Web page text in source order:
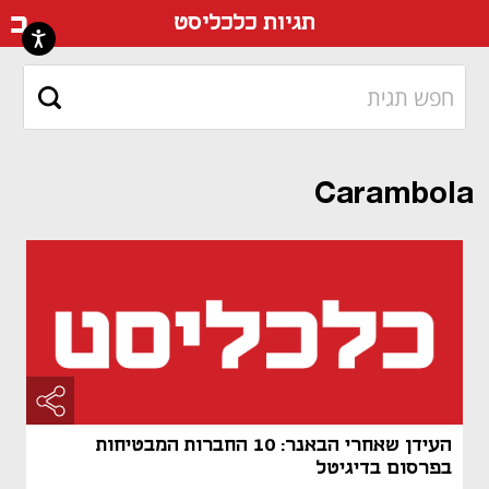
תגיות כלכליסט
Carambola
העידן שאחרי הבאנר: 10 החברות המבטיחות
בפרסום בדיגיטל